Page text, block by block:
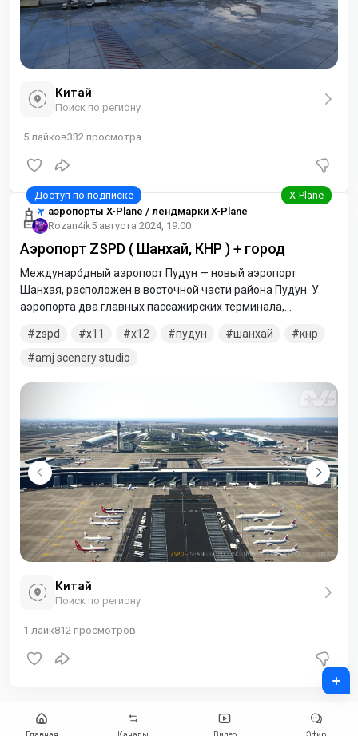
Китай
Поиск по региону
5 лайков332 просмотра
аэропорты X-Plane / лендмарки X-Plane
Rozan4ik5 августа 2024, 19:00
Аэропорт ZSPD ( Шанхай, КНР ) + город
Междунаро́дный аэропорт Пудун — новый аэропорт
Шанхая, расположен в восточной части района Пудун. У
аэропорта два главных пассажирских терминала,
взлётно-посадочными полосами.
zspd x11 x12 пудун шанхай
кнр
amj scenery studio
Китай
Поиск по региону
1 лайк812 просмотров
+